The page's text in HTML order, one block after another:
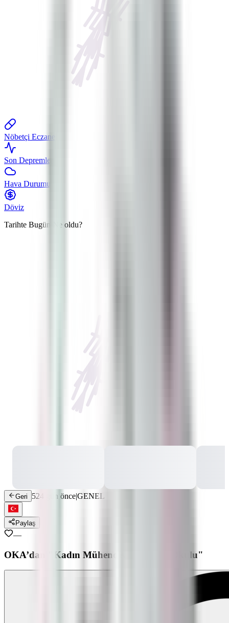
Nöbetçi Eczane
Son Depremler
Hava Durumu
Döviz
Tarihte Bugün
Ne oldu?
Geri 524 gün önce|GENEL
Paylaş
—
OKA’dan "Kadın Mühendis Yetiştirme Okulu"